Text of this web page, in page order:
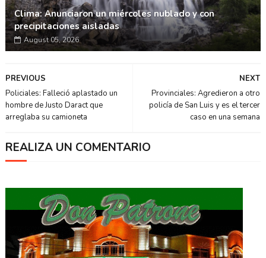
Clima: Anunciaron un miércoles nublado y con
precipitaciones aisladas
August 05, 2026
NEXT
Provinciales: Agredieron a otro
policía de San Luis y es el tercer
caso en una semana
PREVIOUS
Policiales: Falleció aplastado un
hombre de Justo Daract que
arreglaba su camioneta
REALIZA UN COMENTARIO